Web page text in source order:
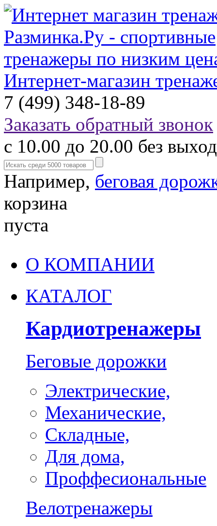
Интернет-магазин
7 (499) 348-18-89
Заказать обратный звонок
с 10.00 до 20.00 без
Например, беговая
корзина
пуста
О КОМПАНИИ
КАТАЛОГ
Кардиотренажеры
Беговые дорожки
Электрические,
Механические,
Складные,
Для дома,
Проффесиональные
Велотренажеры